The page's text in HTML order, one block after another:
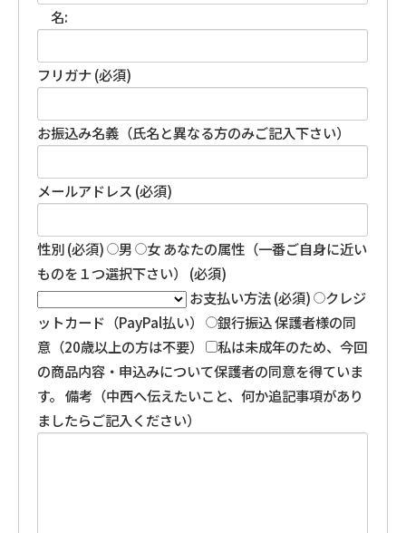
名:
フリガナ (必須)
お振込み名義（氏名と異なる方のみご記入下さい）
メールアドレス (必須)
性別 (必須) 男 女あなたの属性（一番ご自身に近い
ものを１つ選択下さい） (必須)
お支払い方法 (必須)
クレジ
ットカード（PayPal払い）
銀行振込保護者様の同
意（20歳以上の方は不要）
私は未成年のため、今回
の商品内容・申込みについて保護者の同意を得ていま
す。 備考（中西へ伝えたいこと、何か追記事項があり
ましたらご記入ください）